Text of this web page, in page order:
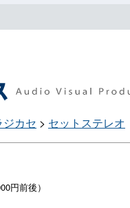
カセ > セットステレオ
円前後）